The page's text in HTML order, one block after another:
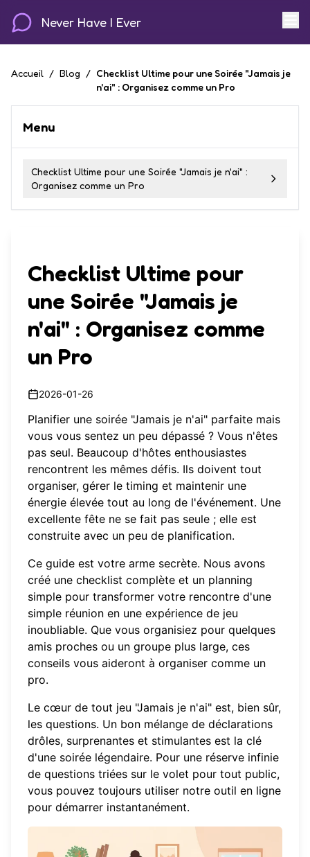
Never Have I Ever
Accueil / Blog / Checklist Ultime pour une Soirée "Jamais je
n'ai" : Organisez comme un Pro
Menu
Checklist Ultime pour une Soirée "Jamais je n'ai" :
Organisez comme un Pro
Checklist Ultime pour
une Soirée "Jamais je
n'ai" : Organisez comme
un Pro
2026-01-26
Planifier une soirée "Jamais je n'ai" parfaite mais
vous vous sentez un peu dépassé ? Vous n'êtes
pas seul. Beaucoup d'hôtes enthousiastes
rencontrent les mêmes défis. Ils doivent tout
organiser, gérer le timing et maintenir une
énergie élevée tout au long de l'événement. Une
excellente fête ne se fait pas seule ; elle est
construite avec un peu de planification.
Ce guide est votre arme secrète. Nous avons
créé une checklist complète et un planning
simple pour transformer votre rencontre d'une
simple réunion en une expérience de jeu
inoubliable. Que vous organisiez pour quelques
amis proches ou un groupe plus large, ces
conseils vous aideront à organiser comme un
pro.
Le cœur de tout jeu "Jamais je n'ai" est, bien sûr,
les questions. Un bon mélange de déclarations
drôles, surprenantes et stimulantes est la clé
d'une soirée légendaire. Pour une réserve infinie
de questions triées sur le volet pour tout public,
vous pouvez toujours utiliser notre outil en ligne
pour démarrer instantanément.